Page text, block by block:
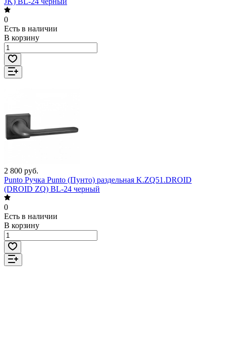
0
Есть в наличии
В корзину
2 800 руб.
Punto Ручка Punto (Пунто) раздельная K.ZQ51.DROID
(DROID ZQ) BL-24 черный
0
Есть в наличии
В корзину